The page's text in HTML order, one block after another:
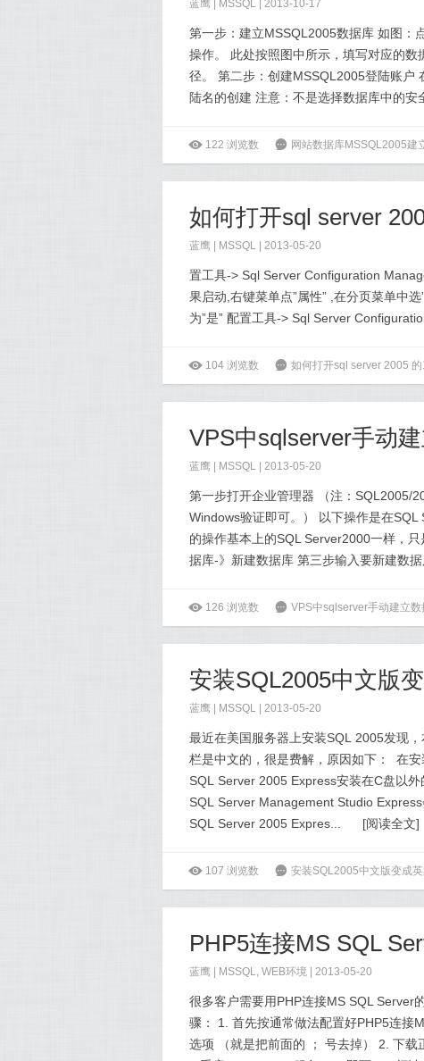
蓝鹰 | MSSQL | 2013-10-17
第一步：建立MSSQL2005数据库 如图：
操作。 此处按照图中所示，填写对应的
径。 第二步：创建MSSQL2005登陆账
陆名的创建 注意：不是选择数据库中的安
ė 122 浏览数 6 网站数据库MSSQL2005建
如何打开sql server
蓝鹰 | MSSQL | 2013-05-20
置工具-> Sql Server Configuration
果启动,右键菜单点”属性” ,在分页菜单中选
为”是” 配置工具-> Sql Server
ė 104 浏览数 6 如何打开sql server 2005
VPS中sqlserver手动
蓝鹰 | MSSQL | 2013-05-20
第一步打开企业管理器 （注：SQL2005/
Windows验证即可。） 以下操作是在
的操作基本上的SQL Server2000一样，
据库-》新建数据库 第三步输入要新建数
ė 126 浏览数 6 VPS中sqlserver手动建立数
安装SQL2005中文版
蓝鹰 | MSSQL | 2013-05-20
最近在美国服务器上安装SQL 2005发现
栏是中文的，很是费解，原因如下： 在
SQL Server 2005 Express安装在C盘以
SQL Server Management Studio
SQL Server 2005 Expres...
[阅读全文]
ė 107 浏览数 6 安装SQL2005中文版变成
PHP5连接MS SQL
蓝鹰 | MSSQL, WEB环境 | 2013-05-20
很多客户需要用PHP连接MS SQL Server
骤： 1. 首先按通常做法配置好PHP5连接
选项 （就是把前面的 ； 号去掉） 2. 下